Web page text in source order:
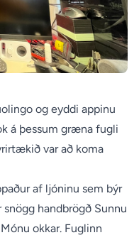
og eyddi appinu
á þessum græna fugli
var að koma
af ljóninu sem býr
handbrögð Sunnu
okkar. Fuglinn